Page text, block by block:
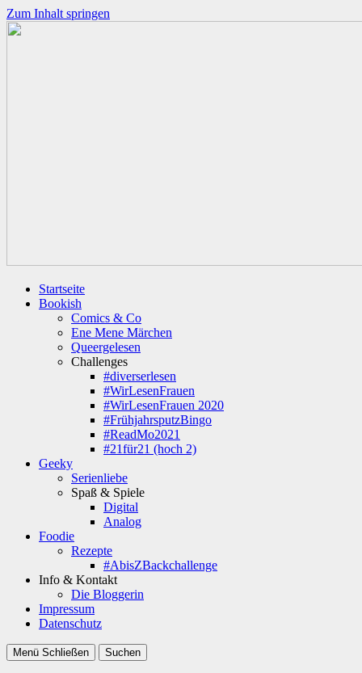
Zum Inhalt springen
Startseite
Bookish
Comics & Co
Ene Mene Märchen
Queergelesen
Challenges
#diverserlesen
#WirLesenFrauen
#WirLesenFrauen 2020
#FrühjahrsputzBingo
#ReadMo2021
#21für21 (hoch 2)
Geeky
Serienliebe
Spaß & Spiele
Digital
Analog
Foodie
Rezepte
#AbisZBackchallenge
Info & Kontakt
Die Bloggerin
Impressum
Datenschutz
Menü Schließen Suchen